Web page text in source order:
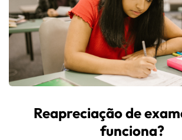
Reapreciação de
funciona?